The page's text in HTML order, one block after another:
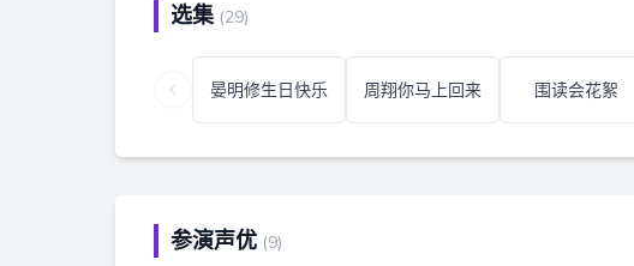
选集 (29)
晏明修生日快乐 周翔你马上回来 围读会花絮
参演声优 (9)